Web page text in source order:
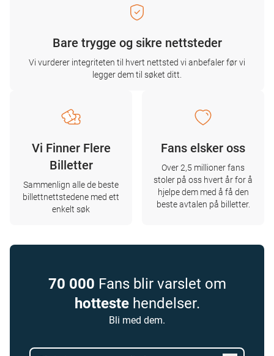
Bare trygge og sikre nettsteder
Vi vurderer integriteten til hvert nettsted vi anbefaler før vi
legger dem til søket ditt.
Vi Finner Flere
Billetter
Sammenlign alle de beste
billettnettstedene med ett
enkelt søk
Fans elsker oss
Over 2,5 millioner fans
stoler på oss hvert år for å
hjelpe dem med å få den
beste avtalen på billetter.
70 000 Fans blir varslet om
hottestehendelser.
Bli med dem.